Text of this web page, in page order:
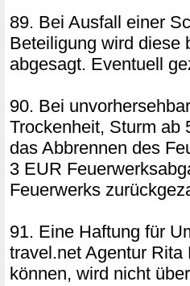
89. Bei Ausfall einer
Beteiligung wird diese
abgesagt. Eventuell
90. Bei
Trockenheit, Sturm ab
das Abbrennen des
3 EUR
Feuerwerks
91. Eine Haftung für
travel.net Agentur
können, wird nicht